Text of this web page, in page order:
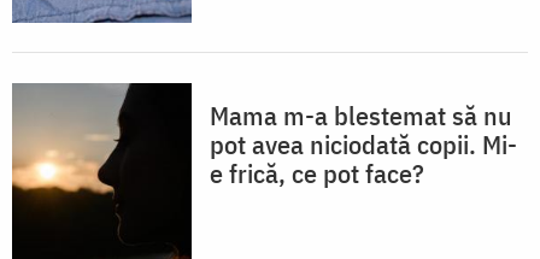
Mama m-a blestemat să nu
pot avea niciodată copii. Mi-
e frică, ce pot face?